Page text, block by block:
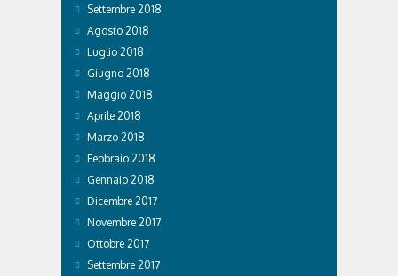
Settembre 2018
Agosto 2018
Luglio 2018
Giugno 2018
Maggio 2018
Aprile 2018
Marzo 2018
Febbraio 2018
Gennaio 2018
Dicembre 2017
Novembre 2017
Ottobre 2017
Settembre 2017